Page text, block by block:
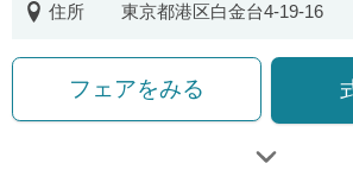
住所
東京都港区白金台4-19-16
フェアをみる